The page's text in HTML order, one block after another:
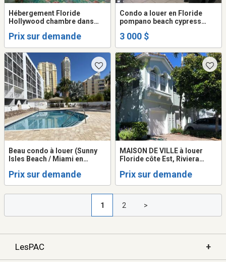
Hébergement Floride
Hollywood chambre dans
Prix sur demande
Condo a louer en Floride
pompano beach cypress
3 000 $
Beau condo à louer (Sunny
Isles Beach / Miami en
Prix sur demande
MAISON DE VILLE à louer
Floride côte Est, Riviera
Prix sur demande
1 2 >
LesPAC +